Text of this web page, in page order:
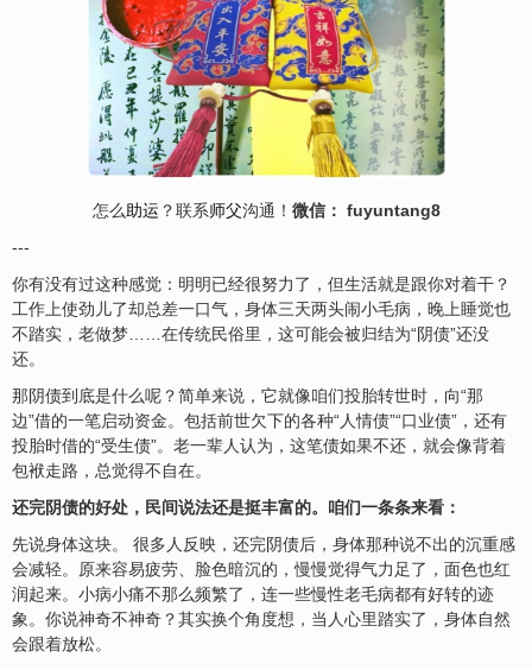
怎么助运 ？联系师父沟通！ 微信： fuyuntang8
---
你有没有过这种感觉：明明已经很努力了，但生活就是跟你对着干？
工作上使劲儿了却总差一口气，身体三天两头闹小毛病，晚上睡觉也
不踏实，老做梦……在传统民俗里，这可能会被归结为“阴债”还没
还。
那阴债到底是什么呢？简单来说，它就像咱们投胎转世时，向“那
边”借的一笔启动资金。包括前世欠下的各种“人情债”“口业债”，还有
投胎时借的“受生债”。老一辈人认为，这笔债如果不还，就会像背着
包袱走路，总觉得不自在。
还完阴债的好处，民间说法还是挺丰富的。咱们一条条来看：
先说身体这块。 很多人反映，还完阴债后，身体那种说不出的沉重感
会减轻。原来容易疲劳、脸色暗沉的，慢慢觉得气力足了，面色也红
润起来。小病小痛不那么频繁了，连一些慢性老毛病都有好转的迹
象。你说神奇不神奇？其实换个角度想，当人心里踏实了，身体自然
会跟着放松。